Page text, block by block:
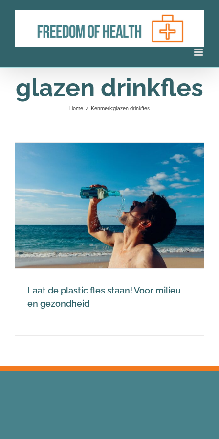
glazen drinkfles
Home / Kenmerk:glazen drinkfles
Laat de plastic fles staan! Voor milieu
en gezondheid